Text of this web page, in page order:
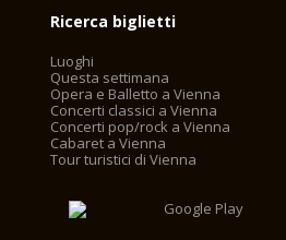
Ricerca biglietti
Luoghi
Questa settimana
Opera e Balletto a Vienna
Concerti classici a Vienna
Concerti pop/rock a Vienna
Cabaret a Vienna
Tour turistici di Vienna